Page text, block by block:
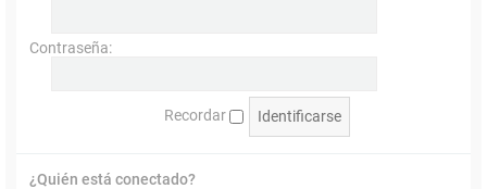
Contraseña:
Recordar
¿Quién está conectado?